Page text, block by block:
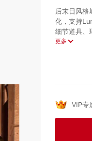
后末日风
化，支持
细节道具、
用于开放世
4级LOD
昼夜光照
兼容UE
适用场
更多
VIP专